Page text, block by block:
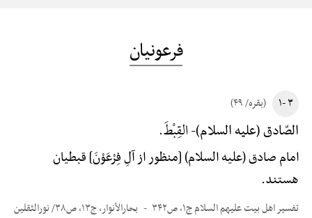
فرعونیان
۳ -۱ (بقره/ ۴۹)
الصّادق (علیه السلام)-القِبْطَ.
امام صادق (علیه السلام) [منظور از آلِ فِرْعَوْنَ] قبطیان
هستند.
تفسیر اهل بیت علیهم السلام ج۱، ص۳۴۲ بحارالأنوار، ج۱۳، ص۳۸/ نورالثقلین